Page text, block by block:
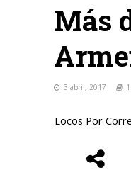
Más
3 abril, 2017
Locos Por